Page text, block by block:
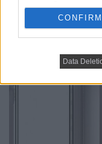
CONFIRM
Data